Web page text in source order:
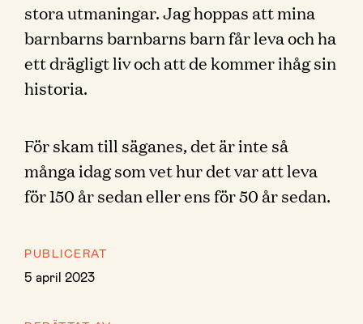
stora utmaningar. Jag hoppas att mina
barnbarns barnbarns barn får leva och ha
ett drägligt liv och att de kommer ihåg sin
historia.
För skam till säganes, det är inte så
många idag som vet hur det var att leva
för 150 år sedan eller ens för 50 år sedan.
PUBLICERAT
5 april 2023